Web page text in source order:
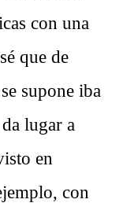
con una
que de
supone iba
lugar a
en
con